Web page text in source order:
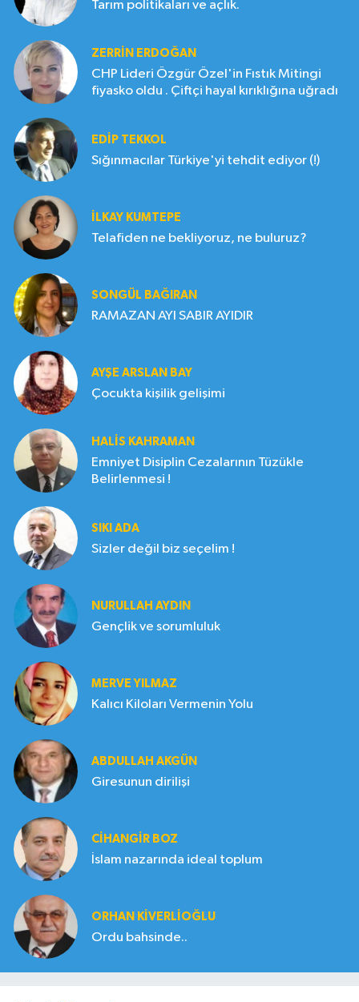
Tarım politikaları ve açlık.
ZERRIN ERDOĞAN
CHP Lideri Özgür Özel'in Fıstık Mitingi
fiyasko oldu . Çiftçi hayal kırıklığına uğradı
EDIP TEKKOL
Sığınmacılar Türkiye'yi tehdit ediyor (!)
İLKAY KUMTEPE
Telafiden ne bekliyoruz, ne buluruz?
SONGÜL BAĞIRAN
RAMAZAN AYI SABIR AYIDIR
AYŞE ARSLAN BAY
Çocukta kişilik gelişimi
HALIS KAHRAMAN
Emniyet Disiplin Cezalarının Tüzükle
Belirlenmesi !
SIKI ADA
Sizler değil biz seçelim !
NURULLAH AYDIN
Gençlik ve sorumluluk
MERVE YILMAZ
Kalıcı Kiloları Vermenin Yolu
ABDULLAH AKGÜN
Giresunun dirilişi
CIHANGIR BOZ
İslam nazarında ideal toplum
ORHAN KIVERLIOĞLU
Ordu bahsinde..